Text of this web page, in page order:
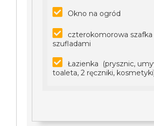
Okno na ogród
czterokomorowa szafka
szufladami
Łazienka (prysznic,
toaleta, 2 ręczniki,